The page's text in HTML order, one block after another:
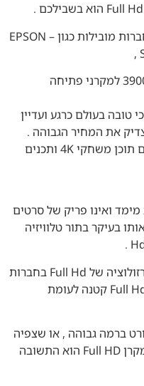
ומשנת 2015 נכנסו גם מקרני 4K מחברות מובילות כגון – EPSON
,
מקרני ה-4K מתחילים במחיר של 39000 למקרני פתיחה
טובה בעולם כרגע ועדיין
את המחיר הגבוהה .
במהלך 2016 יכנסו יותר ויותר סרטים תוכן משחקי 4K ותכנים
ואינו פריק של סרטים
בעיקר בתור טלוויזיה
נכון שישנם תכנים של שידור ברמת רזולוציה של Full Hd בחברות
הכבלים אבל ההצדקה לרכוש מקרן Full Hd קטנה לעומת
ברמה גבוהה , או שצפיה
בסרטי Full Hd היא עניין שבשיגרה מקרן Full HD הוא התשובה